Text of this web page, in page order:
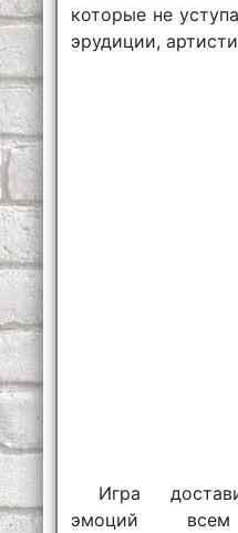
которые не
эрудиции,
Игра
эмоций